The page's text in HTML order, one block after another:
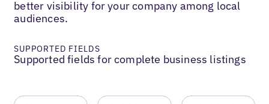
better visibility for your company among local
audiences.
SUPPORTED FIELDS
Supported fields for complete business listings